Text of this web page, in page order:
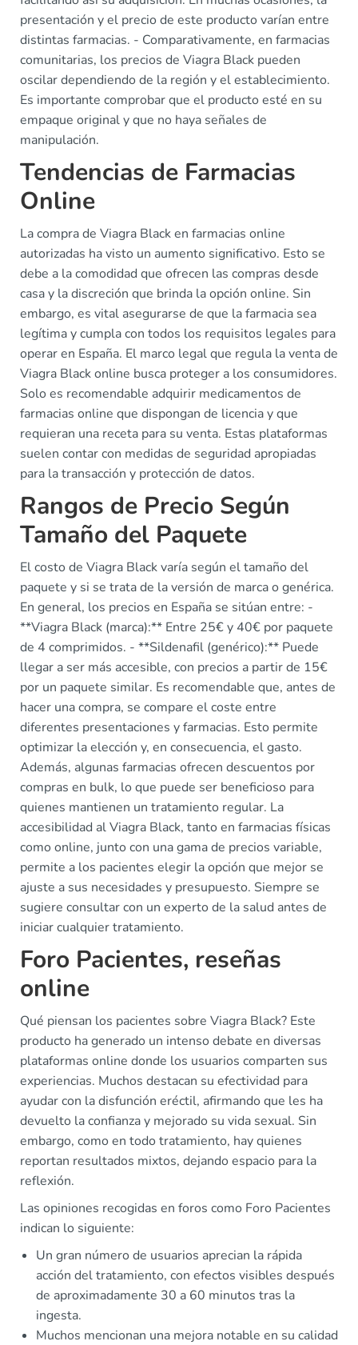
presentación y el precio de este producto varían entre
distintas farmacias. - Comparativamente, en farmacias
comunitarias, los precios de Viagra Black pueden
oscilar dependiendo de la región y el establecimiento.
Es importante comprobar que el producto esté en su
empaque original y que no haya señales de
manipulación.
Tendencias de Farmacias
Online
La compra de Viagra Black en farmacias online
autorizadas ha visto un aumento significativo. Esto se
debe a la comodidad que ofrecen las compras desde
casa y la discreción que brinda la opción online. Sin
embargo, es vital asegurarse de que la farmacia sea
legítima y cumpla con todos los requisitos legales para
operar en España. El marco legal que regula la venta de
Viagra Black online busca proteger a los consumidores.
Solo es recomendable adquirir medicamentos de
farmacias online que dispongan de licencia y que
requieran una receta para su venta. Estas plataformas
suelen contar con medidas de seguridad apropiadas
para la transacción y protección de datos.
Rangos de Precio Según
Tamaño del Paquete
El costo de Viagra Black varía según el tamaño del
paquete y si se trata de la versión de marca o genérica.
En general, los precios en España se sitúan entre: -
**Viagra Black (marca):** Entre 25€ y 40€ por paquete
de 4 comprimidos. - **Sildenafil (genérico):** Puede
llegar a ser más accesible, con precios a partir de 15€
por un paquete similar. Es recomendable que, antes de
hacer una compra, se compare el coste entre
diferentes presentaciones y farmacias. Esto permite
optimizar la elección y, en consecuencia, el gasto.
Además, algunas farmacias ofrecen descuentos por
compras en bulk, lo que puede ser beneficioso para
quienes mantienen un tratamiento regular. La
accesibilidad al Viagra Black, tanto en farmacias físicas
como online, junto con una gama de precios variable,
permite a los pacientes elegir la opción que mejor se
ajuste a sus necesidades y presupuesto. Siempre se
sugiere consultar con un experto de la salud antes de
iniciar cualquier tratamiento.
Foro Pacientes, reseñas
online
Qué piensan los pacientes sobre Viagra Black? Este
producto ha generado un intenso debate en diversas
plataformas online donde los usuarios comparten sus
experiencias. Muchos destacan su efectividad para
ayudar con la disfunción eréctil, afirmando que les ha
devuelto la confianza y mejorado su vida sexual. Sin
embargo, como en todo tratamiento, hay quienes
reportan resultados mixtos, dejando espacio para la
reflexión.
Las opiniones recogidas en foros como Foro Pacientes
indican lo siguiente:
Un gran número de usuarios aprecian la rápida
acción del tratamiento, con efectos visibles después
de aproximadamente 30 a 60 minutos tras la
ingesta.
Muchos mencionan una mejora notable en su calidad